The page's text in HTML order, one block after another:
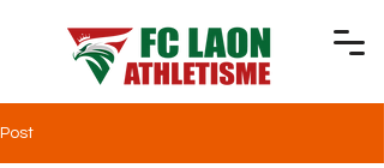
Post